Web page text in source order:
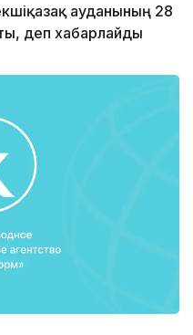
ауданының 28
деп хабарлайды